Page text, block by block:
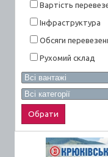
Вартiсть
Інфраструктура
Обсяги
Рухомий склад